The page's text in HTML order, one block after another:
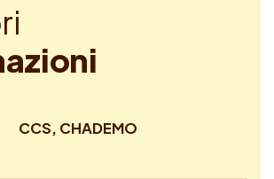
ri
azioni
CCS, CHADEMO